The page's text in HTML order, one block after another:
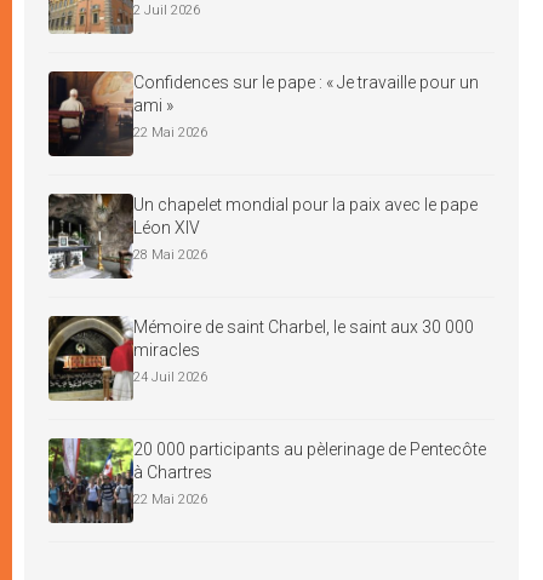
2 Juil 2026
Confidences sur le pape : « Je travaille pour un
ami »
22 Mai 2026
Un chapelet mondial pour la paix avec le pape
Léon XIV
28 Mai 2026
Mémoire de saint Charbel, le saint aux 30 000
miracles
24 Juil 2026
20 000 participants au pèlerinage de Pentecôte
à Chartres
22 Mai 2026